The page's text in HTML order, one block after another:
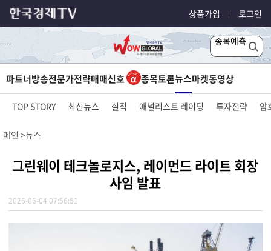
상품가입 로그인
종목예측
파트너방송전문가전략매매신호 종목토론뉴스마켓동영상
TOP STORY 최신뉴스 실적 애널리스트 레이팅 투자전략 암
메인 뉴스
그린웨이 테크놀로지스, 레이먼드 라이트 회장
사임 발표
2026-06-04 07:56:51